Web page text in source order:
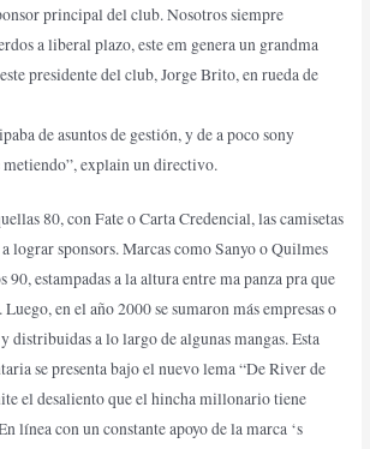
principal del club. Nosotros siempre
a liberal plazo, este em genera un grandma
presidente del club, Jorge Brito, en rueda de
de asuntos de gestión, y de a poco sony
metiendo”, explain un directivo.
80, con Fate o Carta Credencial, las camisetas
lograr sponsors. Marcas como Sanyo o Quilmes
90, estampadas a la altura entre ma panza pra que
Luego, en el año 2000 se sumaron más empresas o
distribuidas a lo largo de algunas mangas. Esta
se presenta bajo el nuevo lema “De River de
el desaliento que el hincha millonario tiene
línea con un constante apoyo de la marca ‘s